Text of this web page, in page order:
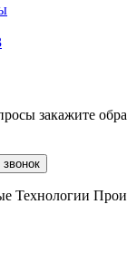
закажите